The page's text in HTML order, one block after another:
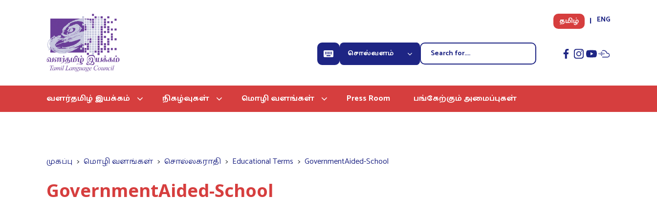
தமிழ் ENG
சொல்வளம்
வளர்தமிழ் இயக்கம் நிகழ்வுகள் மொழி வளங்கள் Press Room பங்கேற்கும் அமைப்புகள்
முகப்பு மொழி வளங்கள் சொல்லகராதி Educational Terms GovernmentAided-School
GovernmentAided-School